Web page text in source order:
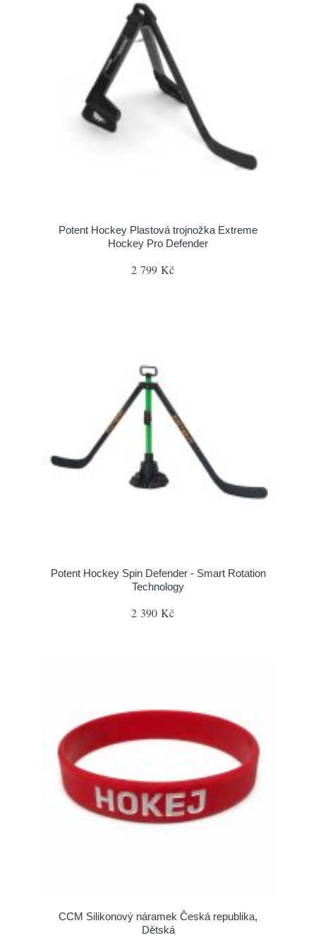
Potent Hockey Plastová trojnožka Extreme
Hockey Pro Defender
2 799 Kč
Potent Hockey Spin Defender - Smart Rotation
Technology
2 390 Kč
CCM Silikonový náramek Česká republika,
Dětská